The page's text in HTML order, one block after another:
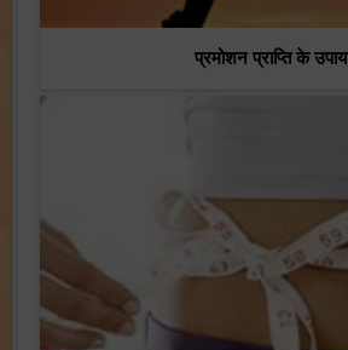
प्रमोशन प्राप्ति के उपाय